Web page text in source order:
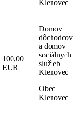
Klenovec
100,00
EUR
Domov
dôchodcov
a domov
sociálnych
služieb
Klenovec
Obec
Klenovec